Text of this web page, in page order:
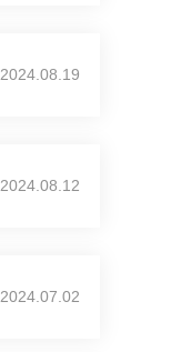
2024.08.19
2024.08.12
2024.07.02